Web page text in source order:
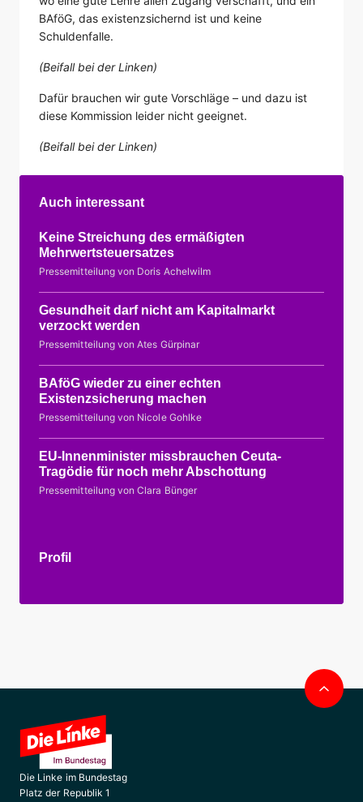
BAföG, das existenzsichernd ist und keine
Schuldenfalle.
(Beifall bei der Linken)
Dafür brauchen wir gute Vorschläge – und dazu ist
diese Kommission leider nicht geeignet.
(Beifall bei der Linken)
Auch interessant
Keine Streichung des ermäßigten
Mehrwertsteuersatzes
Pressemitteilung von Doris Achelwilm
Gesundheit darf nicht am Kapitalmarkt
verzockt werden
Pressemitteilung von Ates Gürpinar
BAföG wieder zu einer echten
Existenzsicherung machen
Pressemitteilung von Nicole Gohlke
EU-Innenminister missbrauchen Ceuta-
Tragödie für noch mehr Abschottung
Pressemitteilung von Clara Bünger
Profil
Die Linke im Bundestag
Platz der Republik 1